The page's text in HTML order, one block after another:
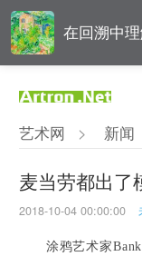
在回溯中
破界与归真
对话 | 在
值
阿拉里奥
为策展式
艺术网 > 新闻
麦当劳都出了
2018-10-04 00:00:00
涂鸦艺术家